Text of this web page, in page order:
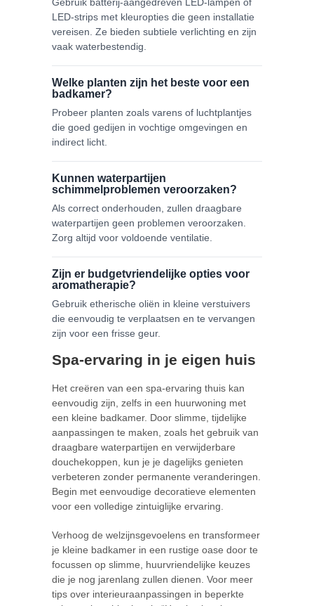
Gebruik batterij-aangedreven LED-lampen of
LED-strips met kleuropties die geen installatie
vereisen. Ze bieden subtiele verlichting en zijn
vaak waterbestendig.
Welke planten zijn het beste voor een
badkamer?
Probeer planten zoals varens of luchtplantjes
die goed gedijen in vochtige omgevingen en
indirect licht.
Kunnen waterpartijen
schimmelproblemen veroorzaken?
Als correct onderhouden, zullen draagbare
waterpartijen geen problemen veroorzaken.
Zorg altijd voor voldoende ventilatie.
Zijn er budgetvriendelijke opties voor
aromatherapie?
Gebruik etherische oliën in kleine verstuivers
die eenvoudig te verplaatsen en te vervangen
zijn voor een frisse geur.
Spa-ervaring in je eigen huis
Het creëren van een spa-ervaring thuis kan
eenvoudig zijn, zelfs in een huurwoning met
een kleine badkamer. Door slimme, tijdelijke
aanpassingen te maken, zoals het gebruik van
draagbare waterpartijen en verwijderbare
douchekoppen, kun je je dagelijks genieten
verbeteren zonder permanente veranderingen.
Begin met eenvoudige decoratieve elementen
voor een volledige zintuiglijke ervaring.
Verhoog de welzijnsgevoelens en transformeer
je kleine badkamer in een rustige oase door te
focussen op slimme, huurvriendelijke keuzes
die je nog jarenlang zullen dienen. Voor meer
tips over interieuraanpassingen in beperkte